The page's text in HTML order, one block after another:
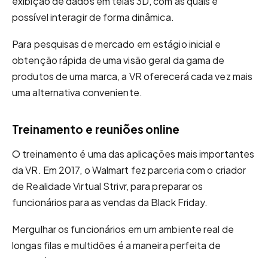
possível interagir de forma dinâmica.
Para pesquisas de mercado em estágio inicial e
obtenção rápida de uma visão geral da gama de
produtos de uma marca, a VR oferecerá cada vez mais
uma alternativa conveniente.
Treinamento e reuniões online
O treinamento é uma das aplicações mais importantes
da VR. Em 2017, o Walmart fez parceria com o criador
de Realidade Virtual Strivr, para preparar os
funcionários para as vendas da Black Friday.
Mergulhar os funcionários em um ambiente real de
longas filas e multidões é a maneira perfeita de